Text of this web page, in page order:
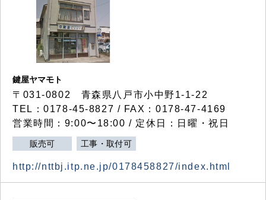
鍵屋ヤマモト
〒031-0802 青森県八戸市小中野1-1-22
TEL：0178-45-8827 / FAX：0178-47-4169
営業時間：9:00〜18:00 / 定休日：日曜・祝日
販売可 工事・取付可
http://nttbj.itp.ne.jp/0178458827/index.html